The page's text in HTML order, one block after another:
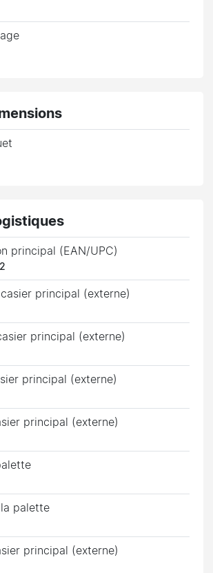
principal (EAN/UPC)
principal (externe)
principal (externe)
principal (externe)
principal (externe)
palette
principal (externe)